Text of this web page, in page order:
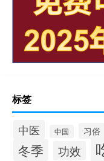
标签
中医 中国 习俗
冬季 功效